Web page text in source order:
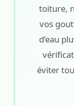
toiture,
vos
d’eau
éviter